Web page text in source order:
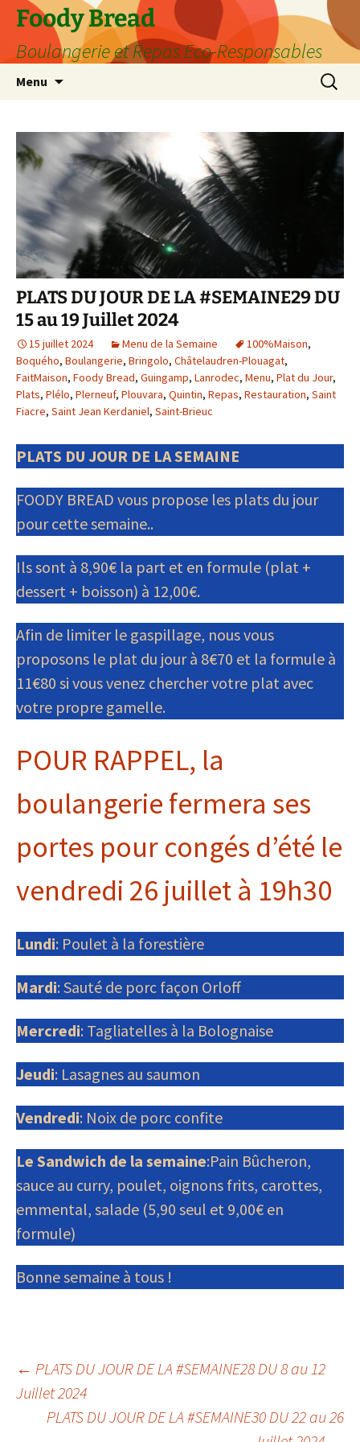
Aller
contenu
Foody Bread
Boulangerie et Repas Eco-Responsables
Menu
PLATS DU JOUR DE LA #SEMAINE29 DU
15 au 19 Juillet 2024
15 juillet 2024 Menu de la Semaine 100%Maison,
Boquého, Boulangerie, Bringolo, Châtelaudren-Plouagat,
FaitMaison, Foody Bread, Guingamp, Lanrodec, Menu, Plat du Jour,
Plats, Plélo, Plerneuf, Plouvara, Quintin, Repas, Restauration, Saint
Fiacre, Saint Jean Kerdaniel, Saint-Brieuc
PLATS DU JOUR DE LA SEMAINE
FOODY BREAD vous propose les plats du jour
pour cette semaine..
Ils sont à 8,90€ la part et en formule (plat +
dessert + boisson) à 12,00€.
Afin de limiter le gaspillage, nous vous
proposons le plat du jour à 8€70 et la formule à
11€80 si vous venez chercher votre plat avec
votre propre gamelle.
POUR RAPPEL, la
boulangerie fermera ses
portes pour congés d’été le
vendredi 26 juillet à 19h30
Lundi: Poulet à la forestière
Mardi: Sauté de porc façon Orloff
Mercredi: Tagliatelles à la Bolognaise
Jeudi: Lasagnes au saumon
Vendredi: Noix de porc confite
Le Sandwich de la semaine:Pain Bûcheron,
sauce au curry, poulet, oignons frits, carottes,
emmental, salade (5,90 seul et 9,00€ en
formule)
Bonne semaine à tous !
Navigation
des
← PLATS DU JOUR DE LA #SEMAINE28 DU 8 au 12
Juillet 2024
PLATS DU JOUR DE LA #SEMAINE30 DU 22 au 26